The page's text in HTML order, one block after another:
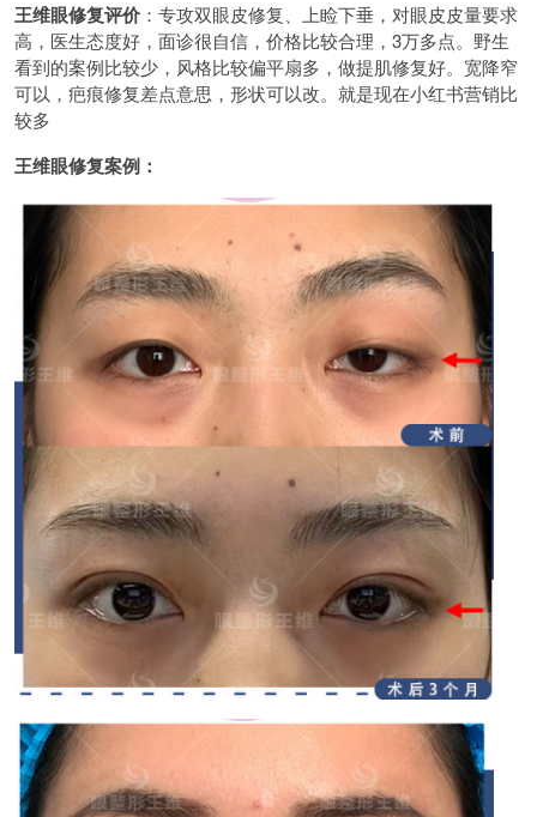
王维眼修复评价 ：专攻双眼皮修复、上睑下垂，对眼皮皮量要求
高，医生态度好，面诊很自信，价格比较合理，3万多点。野生
看到的案例比较少，风格比较偏平扇多，做提肌修复好。宽降窄
可以，疤痕修复差点意思，形状可以改。就是现在小红书营销比
较多
王维眼修复案例：